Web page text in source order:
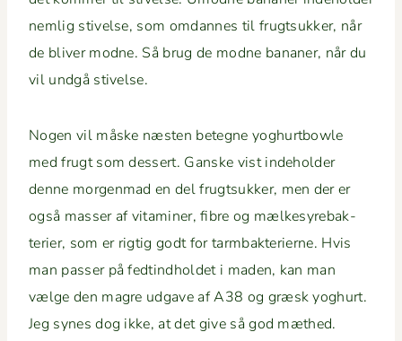
nem­lig stivelse, som omdannes til frugt­sukker, når
de bliv­er modne. Så brug de modne banan­er, når du
vil undgå stivelse.
Nogen vil måske næsten beteg­ne yoghurt­bowle
med frugt som dessert. Ganske vist inde­hold­er
denne mor­gen­mad en del frugt­sukker, men der er
også mass­er af vit­a­min­er, fibre og mælkesyre­bak­
terier, som er rigtig godt for tarm­bak­terierne. Hvis
man pass­er på fedtind­hold­et i maden, kan man
vælge den magre udgave af A38 og græsk yoghurt.
Jeg synes dog ikke, at det give så god mæthed.